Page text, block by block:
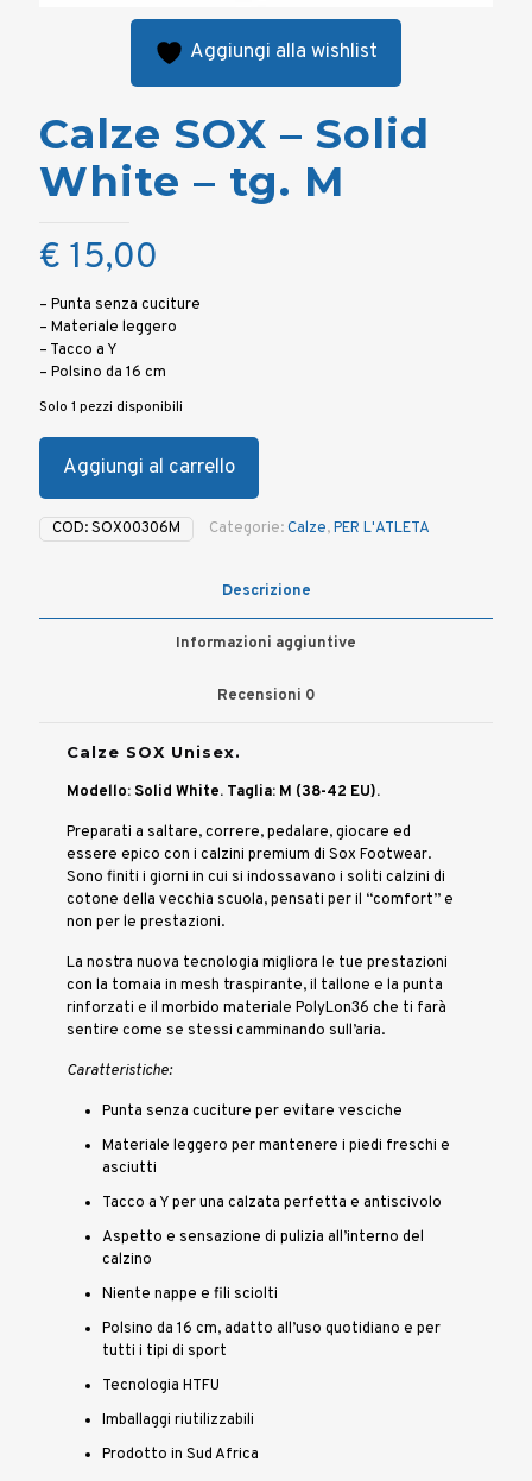
Aggiungi alla wishlist
Calze SOX – Solid
White – tg. M
€ 15,00
– Punta senza cuciture
– Materiale leggero
– Tacco a Y
– Polsino da 16 cm
Solo 1 pezzi disponibili
Aggiungi al carrello
COD:SOX00306M Categorie:Calze,PER L'ATLETA
Descrizione
Informazioni aggiuntive
Recensioni 0
Calze SOX Unisex.
Modello: Solid White. Taglia: M (38-42 EU).
Preparati a saltare, correre, pedalare, giocare ed
essere epico con i calzini premium di Sox Footwear.
Sono finiti i giorni in cui si indossavano i soliti calzini di
cotone della vecchia scuola, pensati per il “comfort” e
non per le prestazioni.
La nostra nuova tecnologia migliora le tue prestazioni
con la tomaia in mesh traspirante, il tallone e la punta
rinforzati e il morbido materiale PolyLon36 che ti farà
sentire come se stessi camminando sull’aria.
Caratteristiche:
Punta senza cuciture per evitare vesciche
Materiale leggero per mantenere i piedi freschi e
asciutti
Tacco a Y per una calzata perfetta e antiscivolo
Aspetto e sensazione di pulizia all’interno del
calzino
Niente nappe e fili sciolti
Polsino da 16 cm, adatto all’uso quotidiano e per
tutti i tipi di sport
Tecnologia HTFU
Imballaggi riutilizzabili
Prodotto in Sud Africa